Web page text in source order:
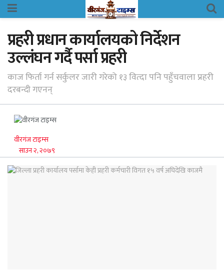
प्रहरी प्रधान कार्यालयको निर्देशन
उल्लंघन गर्दै पर्सा प्रहरी
काज फिर्ता गर्न सर्कुलर जारी गरेको १३ वित्दा पनि पहुँचवाला प्रहरी
दरबन्दी गएनन्
वीरगंज टाइम्स
साउन २, २०७९